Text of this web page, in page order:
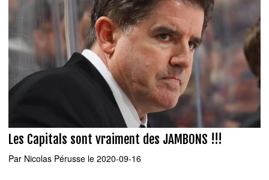
Les Capitals sont vraiment des JAMBONS !!!
Par Nicolas Pérusse le 2020-09-16